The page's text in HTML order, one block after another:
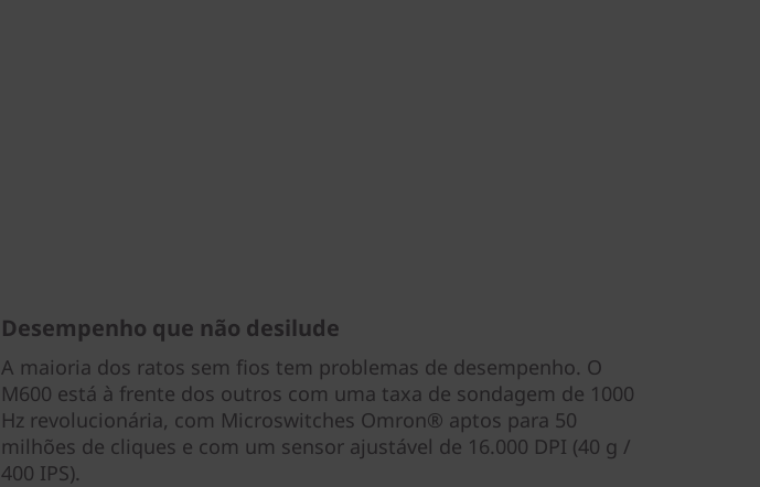
Desempenho que não desilude
A maioria dos ratos sem fios tem problemas de desempenho. O
M600 está à frente dos outros com uma taxa de sondagem de 1000
Hz revolucionária, com Microswitches Omron® aptos para 50
milhões de cliques e com um sensor ajustável de 16.000 DPI (40 g /
400 IPS).